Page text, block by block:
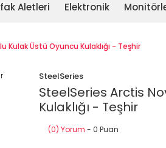
Aletleri Elektronik
Kulak Üstü Oyuncu Kulaklığı - Teşhir
SteelSeries
SteelSeries Arctis
Kulaklığı - Teşhir
(0) Yorum - 0 Puan